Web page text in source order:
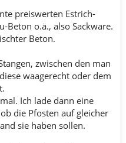
preiswerten Estrich-
Beton o.ä., also Sackware.
Beton.
zwischen den man
waagerecht oder dem
Ich lade dann eine
die Pfosten auf gleicher
sie haben sollen.